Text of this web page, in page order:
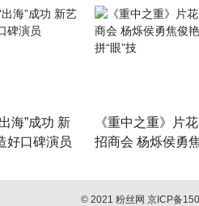
海”成功 新
好口碑演员
《重中之重》片
招商会 杨烁侯勇
© 2021 粉丝网 京ICP备